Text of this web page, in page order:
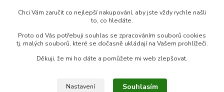
+420 778 039 055
(Po-Pá, 9-17 hod.)
info@rybarsky-sen.cz
Chci Vám zaručit co nejlepší nakupování, aby jste vždy rychle našli
to, co hledáte.
Proto od Vás potřebuji souhlas se zpracováním souborů cookies
tj. malých souborů, které se dočasně ukládají na Vašem prohlížeči.
Děkuji, že mi ho dáte a pomůžete mi web zlepšovat.
Nastavení Souhlasím